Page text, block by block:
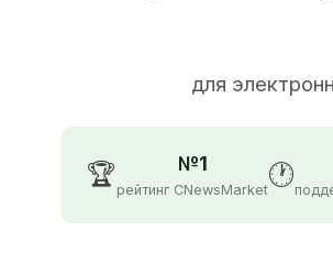
для
🏆 №1
рейтинг CNewsMarket🕐